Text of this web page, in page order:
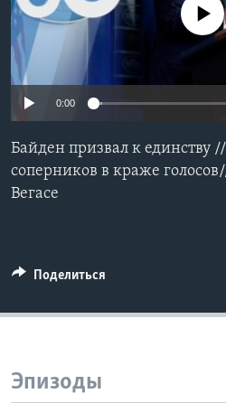
Learning English
СОЦИАЛЬНЫЕ СЕТИ
Языки
No media source
0:00
Байден призвал к единству
соперников в краже
Вегасе
Поделиться
Эпизоды